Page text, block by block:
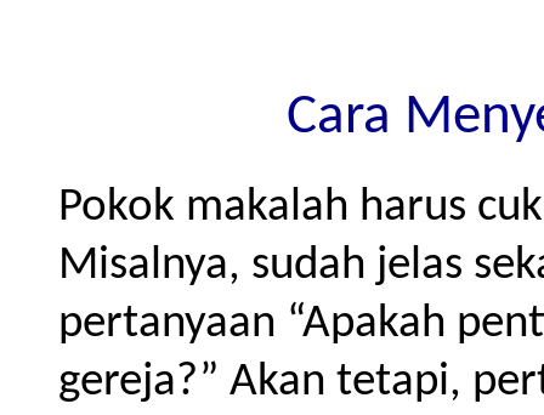
Cara
Pokok makalah harus
Misalnya, sudah jelas
pertanyaan “Apakah
gereja?” Akan tetapi,